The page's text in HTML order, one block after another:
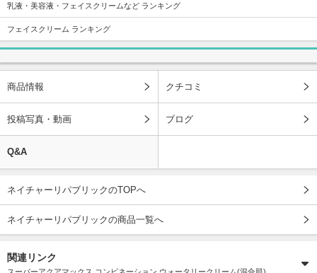
乳液・美容液・フェイスクリームなど ランキング
フェイスクリーム ランキング
商品情報 クチコミ
投稿写真・動画 ブログ
Q&A
ネイチャーリパブリックのTOPへ
ネイチャーリパブリックの商品一覧へ
関連リンク